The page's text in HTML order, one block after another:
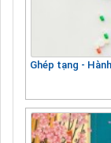
Ghép tạng -